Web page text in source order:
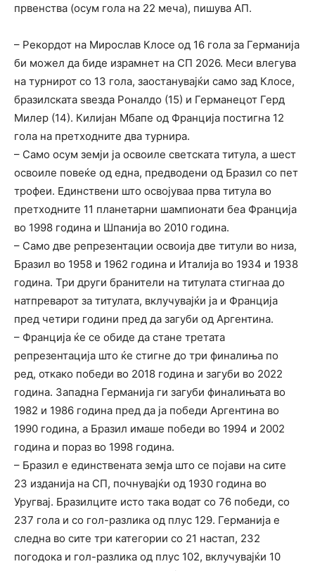
првенства (осум гола на 22 меча), пишува АП.
– Рекордот на Мирослав Клосе од 16 гола за Германија
би можел да биде израмнет на СП 2026. Меси влегува
на турнирот со 13 гола, заостанувајќи само зад Клосе,
бразилската ѕвезда Роналдо (15) и Германецот Герд
Милер (14). Килијан Мбапе од Франција постигна 12
гола на претходните два турнира.
– Само осум земји ја освоиле светската титула, а шест
освоиле повеќе од една, предводени од Бразил со пет
трофеи. Единствени што освојуваа прва титула во
претходните 11 планетарни шампионати беа Франција
во 1998 година и Шпанија во 2010 година.
– Само две репрезентации освоија две титули во низа,
Бразил во 1958 и 1962 година и Италија во 1934 и 1938
година. Три други бранители на титулата стигнаа до
натпреварот за титулата, вклучувајќи ја и Франција
пред четири години пред да загуби од Аргентина.
– Франција ќе се обиде да стане третата
репрезентација што ќе стигне до три финалиња по
ред, откако победи во 2018 година и загуби во 2022
година. Западна Германија ги загуби финалињата во
1982 и 1986 година пред да ја победи Аргентина во
1990 година, а Бразил имаше победи во 1994 и 2002
година и пораз во 1998 година.
– Бразил е единствената земја што се појави на сите
23 изданија на СП, почнувајќи од 1930 година во
Уругвај. Бразилците исто така водат со 76 победи, со
237 гола и со гол-разлика од плус 129. Германија е
следна во сите три категории со 21 настап, 232
погодока и гол-разлика од плус 102, вклучувајќи 10